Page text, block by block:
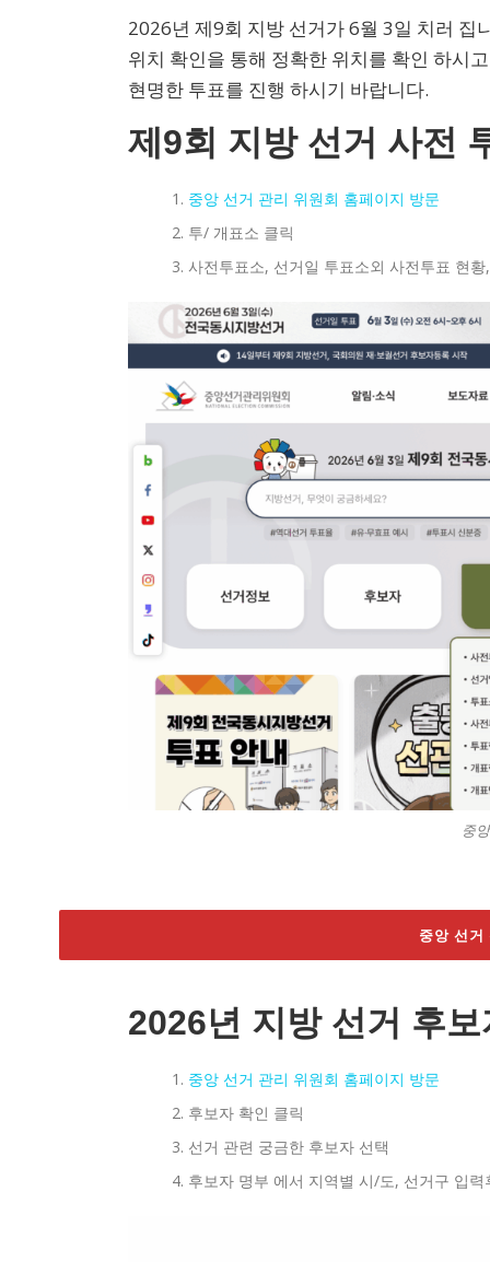
2026년 제9회 지방 선거가 6월 3일 치러 집
위치 확인을 통해 정확한 위치를 확인 하시
현명한 투표를 진행 하시기 바랍니다.
제9회 지방 선거 사전
중앙 선거 관리 위원회 홈페이지 방문
투/ 개표소 클릭
사전투표소, 선거일 투표소외 사전투표 현
중
중앙 선거
2026년 지방 선거 후
중앙 선거 관리 위원회 홈페이지 방문
후보자 확인 클릭
선거 관련 궁금한 후보자 선택
후보자 명부 에서 지역별 시/도, 선거구 입력